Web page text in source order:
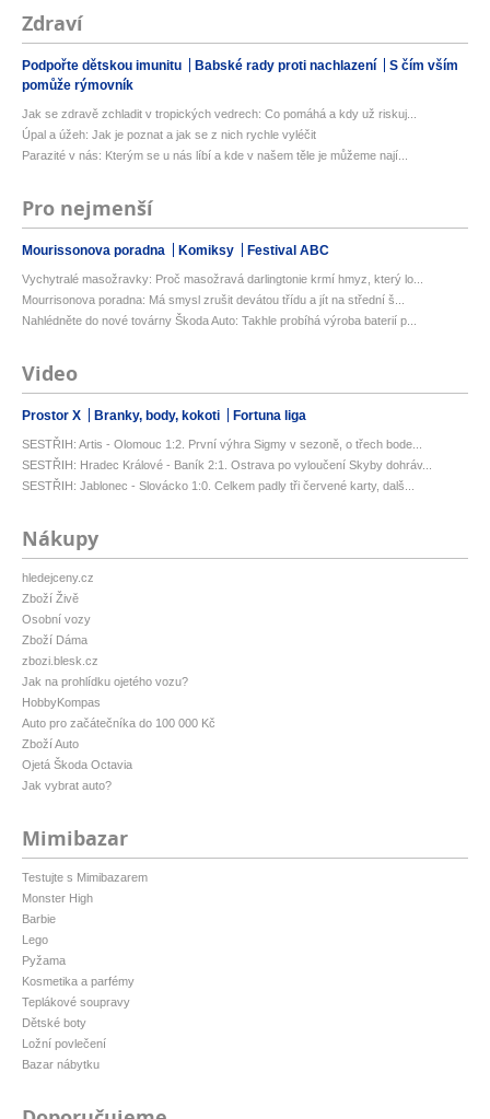
Zdraví
Podpořte dětskou imunitu Babské rady proti nachlazení
S čím vším
pomůže rýmovník
Jak se zdravě zchladit v tropických vedrech: Co pomáhá a kdy už riskuj...
Úpal a úžeh: Jak je poznat a jak se z nich rychle vyléčit
Parazité v nás: Kterým se u nás líbí a kde v našem těle je můžeme nají...
Pro nejmenší
Mourissonova poradna Komiksy Festival ABC
Vychytralé masožravky: Proč masožravá darlingtonie krmí hmyz, který lo...
Mourrisonova poradna: Má smysl zrušit devátou třídu a jít na střední š...
Nahlédněte do nové továrny Škoda Auto: Takhle probíhá výroba baterií p...
Video
Prostor X Branky, body, kokoti Fortuna liga
SESTŘIH: Artis - Olomouc 1:2. První výhra Sigmy v sezoně, o třech bode...
SESTŘIH: Hradec Králové - Baník 2:1. Ostrava po vyloučení Skyby dohráv...
SESTŘIH: Jablonec - Slovácko 1:0. Celkem padly tři červené karty, dalš...
Nákupy
hledejceny.cz
Zboží Živě
Osobní vozy
Zboží Dáma
zbozi.blesk.cz
Jak na prohlídku ojetého vozu?
HobbyKompas
Auto pro začátečníka do 100 000 Kč
Zboží Auto
Ojetá Škoda Octavia
Jak vybrat auto?
Mimibazar
Testujte s Mimibazarem
Monster High
Barbie
Lego
Pyžama
Kosmetika a parfémy
Teplákové soupravy
Dětské boty
Ložní povlečení
Bazar nábytku